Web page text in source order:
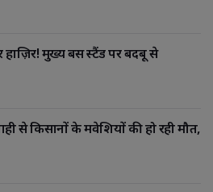
मुख्य बस स्टैंड पर बदबू से
से किसानों के मवेशियों की हो रही मौत,